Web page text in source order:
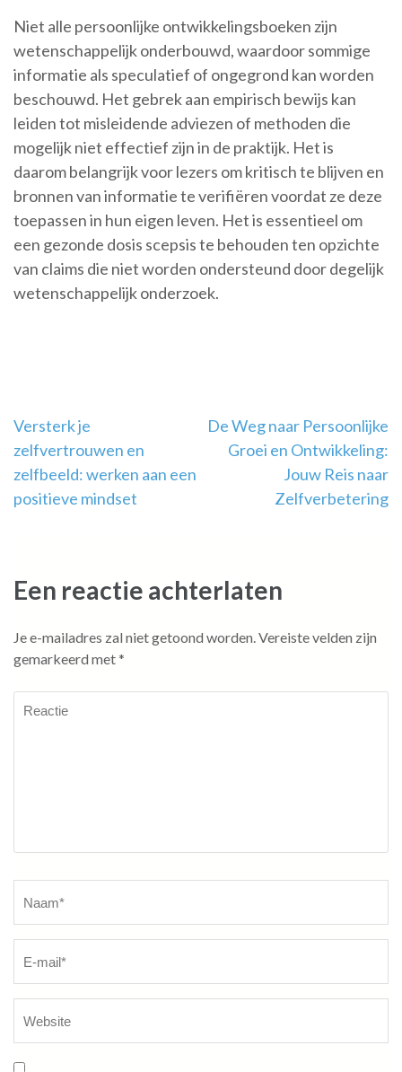
Niet alle persoonlijke ontwikkelingsboeken zijn
wetenschappelijk onderbouwd, waardoor sommige
informatie als speculatief of ongegrond kan worden
beschouwd. Het gebrek aan empirisch bewijs kan
leiden tot misleidende adviezen of methoden die
mogelijk niet effectief zijn in de praktijk. Het is
daarom belangrijk voor lezers om kritisch te blijven en
bronnen van informatie te verifiëren voordat ze deze
toepassen in hun eigen leven. Het is essentieel om
een gezonde dosis scepsis te behouden ten opzichte
van claims die niet worden ondersteund door degelijk
wetenschappelijk onderzoek.
Berichtnavigatie
Versterk je
zelfvertrouwen en
zelfbeeld: werken aan een
positieve mindset
De Weg naar Persoonlijke
Groei en Ontwikkeling:
Jouw Reis naar
Zelfverbetering
Een reactie achterlaten
Je e-mailadres zal niet getoond worden.Vereiste velden zijn
gemarkeerd met*